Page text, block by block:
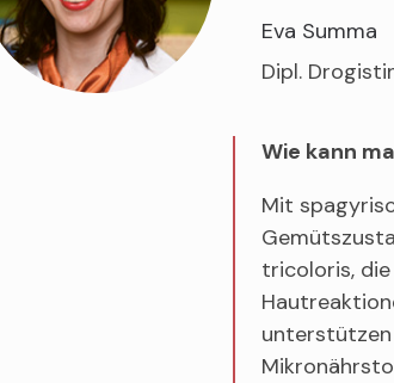
Eva Summa
Dipl.
Wie kann
Mit
tricoloris,